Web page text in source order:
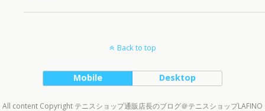
Back to top
Mobile Desktop
All content Copyright テニスショップ通販店長のブログ＠テニスショップLAFINO